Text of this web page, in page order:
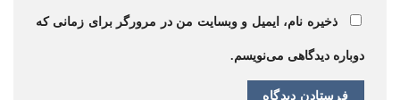
ذخیره نام، ایمیل و وبسایت من در مرورگر برای زمانی که
دوباره دیدگاهی می‌نویسم.